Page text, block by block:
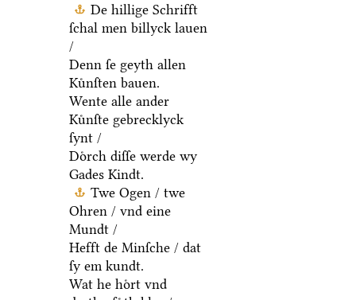
De hillige Schrifft
ſchal men billyck lauen
/
Denn ſe geyth allen
Kuͤnſten bauen.
Wente alle ander
Kuͤnſte gebrecklyck
ſynt /
Doͤrch diſſe werde wy
Gades Kindt.
Twe Ogen / twe
Ohren / vnd eine
Mundt /
Hefft de Minſche / dat
ſy em kundt.
Wat he hoͤrt vnd